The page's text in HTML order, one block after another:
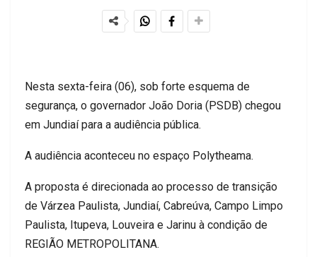
Nesta sexta-feira (06), sob forte esquema de
segurança, o governador João Doria (PSDB) chegou
em Jundiaí para a audiência pública.
A audiência aconteceu no espaço Polytheama.
A proposta é direcionada ao processo de transição
de Várzea Paulista, Jundiaí, Cabreúva, Campo Limpo
Paulista, Itupeva, Louveira e Jarinu à condição de
REGIÃO METROPOLITANA.